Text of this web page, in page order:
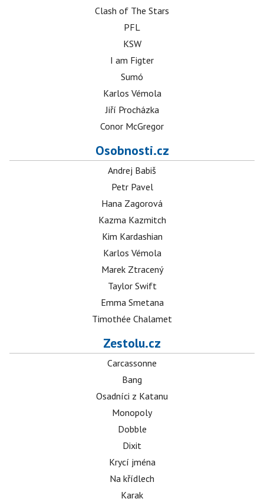
Clash of The Stars
PFL
KSW
I am Figter
Sumó
Karlos Vémola
Jiří Procházka
Conor McGregor
Osobnosti.cz
Andrej Babiš
Petr Pavel
Hana Zagorová
Kazma Kazmitch
Kim Kardashian
Karlos Vémola
Marek Ztracený
Taylor Swift
Emma Smetana
Timothée Chalamet
Zestolu.cz
Carcassonne
Bang
Osadníci z Katanu
Monopoly
Dobble
Dixit
Krycí jména
Na křídlech
Karak